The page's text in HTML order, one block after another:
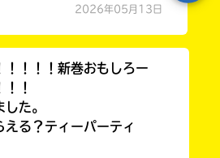
2026年05月13日
！！！！新巻おもしろー
！
た。
える？ティーパーティ